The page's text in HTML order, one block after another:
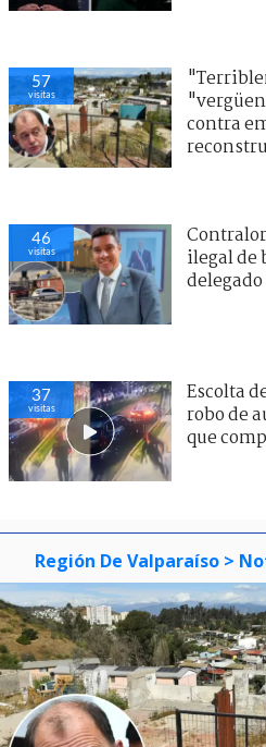
57
visitas
contra
46
visitas
ilegal de
37
visitas
Escolta
robo de
que
Región De Valparaíso >